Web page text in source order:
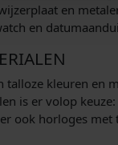
en
en
talloze kleuren en
is er volop
ook horloges